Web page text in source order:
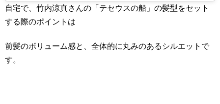
自宅で、竹内涼真さんの「テセウスの船」の髪型をセット
する際のポイントは
前髪のボリューム感と、全体的に丸みのあるシルエットで
す。